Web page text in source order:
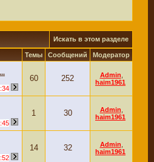
Искать в этом разделе
Темы Сообщений Модератор
60 252 Admin
haim1961
1 30 Admin
haim1961
14 32 Admin
haim1961